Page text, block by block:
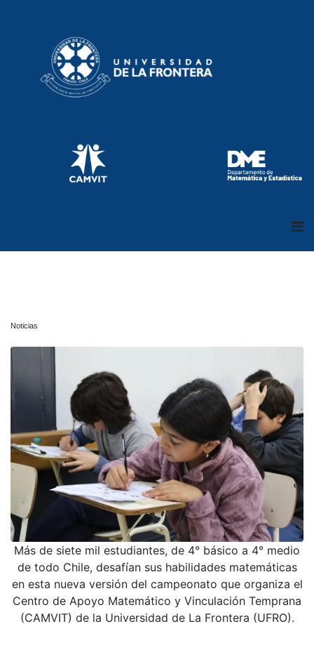
Noticias
Más de siete mil estudiantes, de 4° básico a 4° medio
de todo Chile, desafían sus habilidades matemáticas
en esta nueva versión del campeonato que organiza el
Centro de Apoyo Matemático y Vinculación Temprana
(CAMVIT) de la Universidad de La Frontera (UFRO).